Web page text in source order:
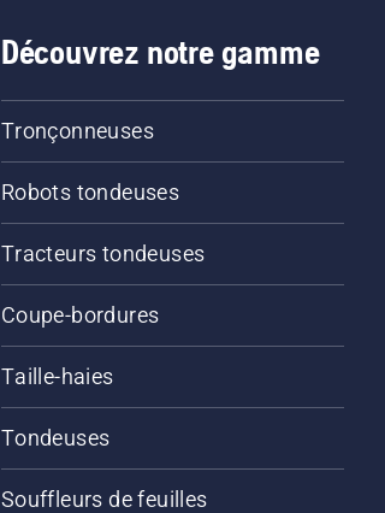
Découvrez notre gamme
Tronçonneuses
Robots tondeuses
Tracteurs tondeuses
Coupe-bordures
Taille-haies
Tondeuses
Souffleurs de feuilles